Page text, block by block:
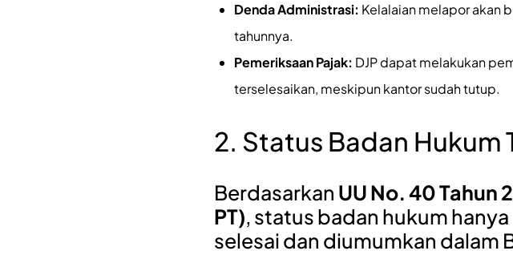
Denda Administrasi: Kelalaian melapor akan
tahunnya.
Pemeriksaan Pajak: DJP dapat melakukan
terselesaikan, meskipun kantor sudah tutup.
2. Status Badan Hukum
Berdasarkan UU No. 40 Tahun
PT), status badan hukum
selesai dan diumumkan dalam